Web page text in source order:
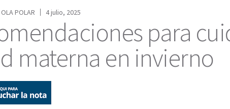
POLAR
4 julio, 2025
para
materna en invierno